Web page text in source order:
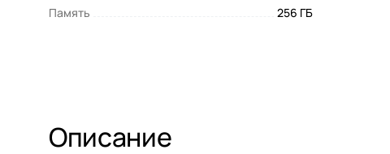
Память
256 ГБ
Описание